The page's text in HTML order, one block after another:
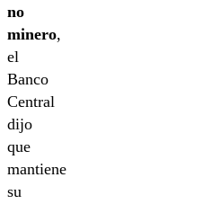
no
minero,
el
Banco
Central
dijo
que
mantiene
su